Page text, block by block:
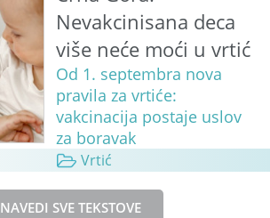
Nevakcinisana deca
više neće moći u vrtić
Od 1. septembra nova
pravila za vrtiće:
vakcinacija postaje uslov
za boravak
Vrtić
NAVEDI SVE TEKSTOVE